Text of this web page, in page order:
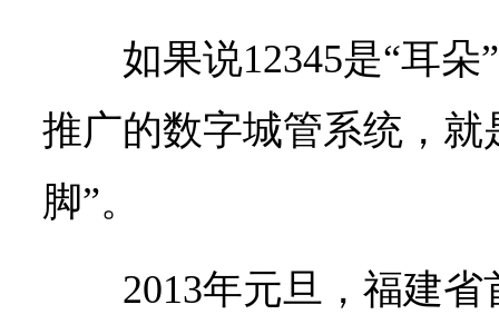
如果说12345是“耳朵
推广的数字城管系统，就
脚”。
2013年元旦，福建